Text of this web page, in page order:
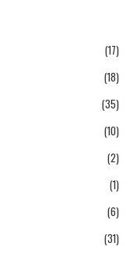
(17)
(18)
(35)
(10)
(2)
(1)
(6)
(31)